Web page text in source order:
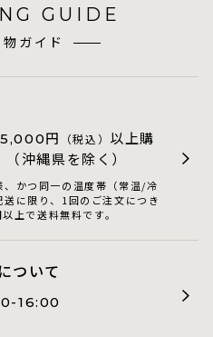
GUIDE
ガイド
5,000円 （税込） 以上購
沖縄県を除く）
、かつ同一の温度帯（常温/冷
に限り、1回のご注文につき
上で送料無料です。
ついて
16:00